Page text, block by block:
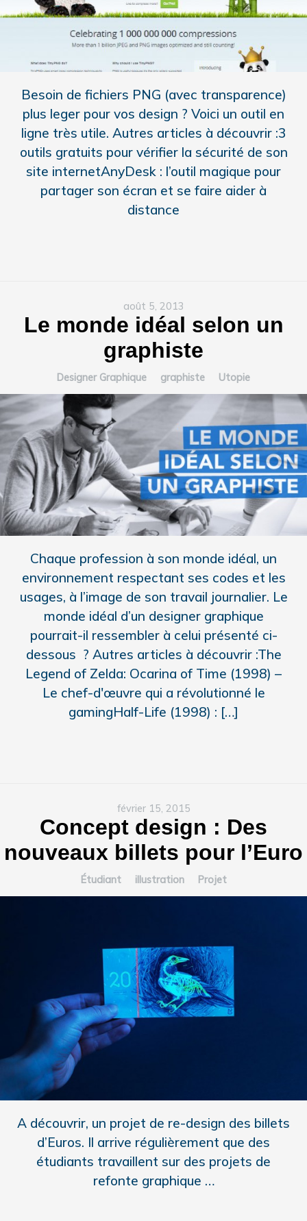
Besoin de fichiers PNG (avec transparence)
plus leger pour vos design ? Voici un outil en
ligne très utile. Autres articles à découvrir :3
outils gratuits pour vérifier la sécurité de son
site internetAnyDesk : l’outil magique pour
partager son écran et se faire aider à
distance
août 5, 2013
Le monde idéal selon un
graphiste
Designer Graphique graphiste Utopie
Chaque profession à son monde idéal, un
environnement respectant ses codes et les
usages, à l’image de son travail journalier. Le
monde idéal d’un designer graphique
pourrait-il ressembler à celui présenté ci-
dessous ? Autres articles à découvrir :The
Legend of Zelda: Ocarina of Time (1998) –
Le chef-d'œuvre qui a révolutionné le
gamingHalf-Life (1998) : […]
février 15, 2015
Concept design : Des
nouveaux billets pour l’Euro
Étudiant illustration Projet
A découvrir, un projet de re-design des billets
d’Euros. Il arrive régulièrement que des
étudiants travaillent sur des projets de
refonte graphique …